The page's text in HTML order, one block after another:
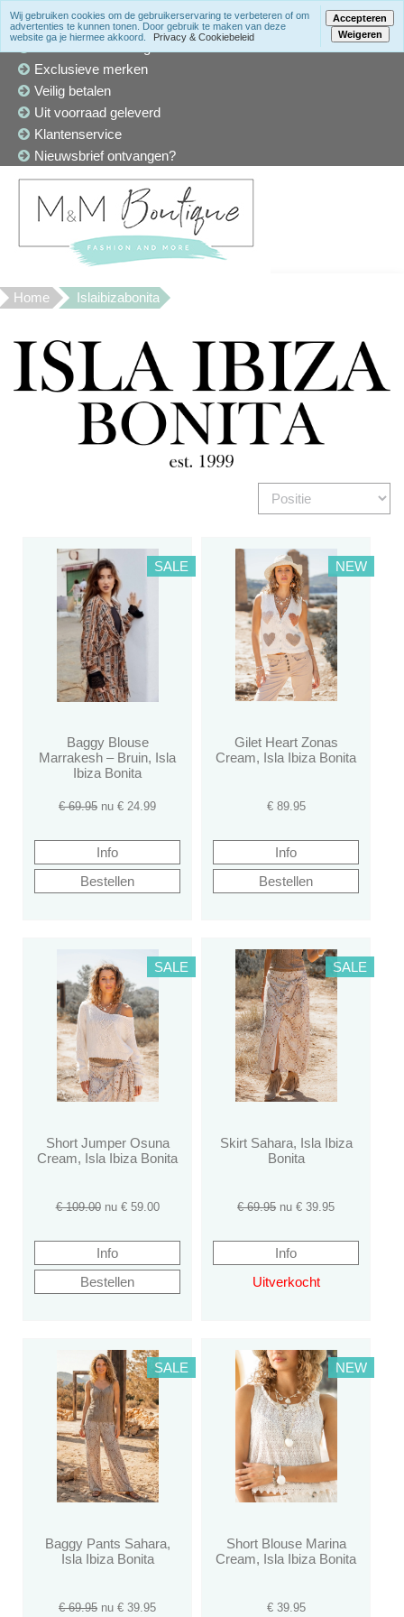
Winkel in Den Haag
Exclusieve merken
Veilig betalen
Uit voorraad geleverd
Klantenservice
Nieuwsbrief ontvangen?
Home Islaibizabonita
SALE
Baggy Blouse
Marrakesh – Bruin, Isla
Ibiza Bonita
€ 69.95 nu € 24.99
NEW
Gilet Heart Zonas
Cream, Isla Ibiza Bonita
€ 89.95
SALE
Short Jumper Osuna
Cream, Isla Ibiza Bonita
€ 109.00nu € 59.00
SALE
Skirt Sahara, Isla Ibiza
Bonita
€ 69.95 nu €39.95
SALE
Baggy Pants Sahara,
Isla Ibiza Bonita
€ 69.95 nu €39.95
NEW
Short Blouse Marina
Cream, Isla Ibiza Bonita
€ 39.95
Wij gebruiken cookies om de gebruikerservaring te verbeteren of om
advertenties te kunnen tonen. Door gebruik te maken van deze
website ga je hiermee akkoord.
Privacy & Cookiebeleid
Accepteren
Weigeren